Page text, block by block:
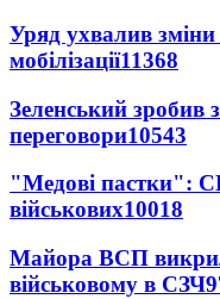
Уряд ухвалив зміни
мобілізації11368
Зеленський зробив
переговори10543
"Медові пастки":
військових10018
Майора ВСП
військовому в СЗЧ